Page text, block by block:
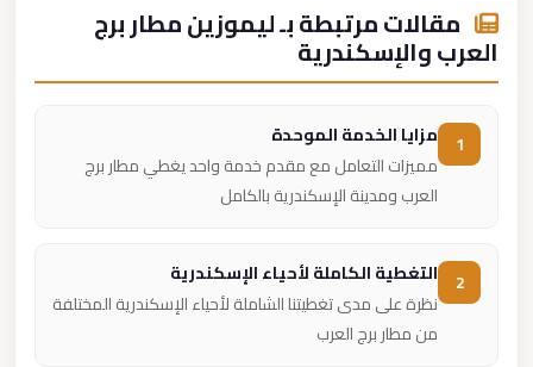
مقالات مرتبطة بـ ليموزين مطار برج
العرب والإسكندرية
مزايا الخدمة الموحدة
مميزات التعامل مع مقدم خدمة واحد يغطي مطار برج
العرب ومدينة الإسكندرية بالكامل
التغطية الكاملة لأحياء الإسكندرية
نظرة على مدى تغطيتنا الشاملة لأحياء الإسكندرية المختلفة
من مطار برج العرب